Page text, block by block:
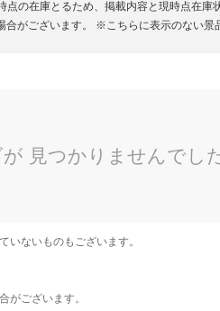
点の在庫とるため、掲載内容と現時点在庫
がございます。
※こちらに表示のない景